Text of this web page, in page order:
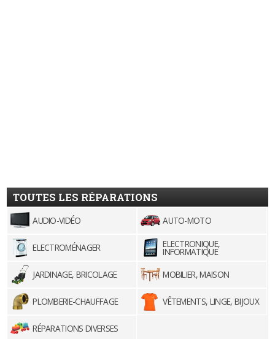
TOUTES LES RÉPARATIONS
AUDIO-VIDÉO AUTO-MOTO
ELECTROMÉNAGER ELECTRONIQUE,
INFORMATIQUE
JARDINAGE, BRICOLAGE
MOBILIER, MAISON
PLOMBERIE-CHAUFFAGE VÊTEMENTS, LINGE, BIJOUX
RÉPARATIONS DIVERSES